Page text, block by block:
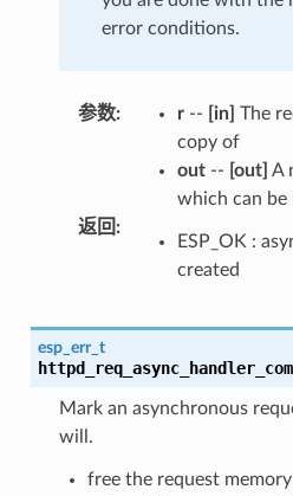
error conditions.
参数: r-- [in] The
copy of
out-- [out] A
which can be
返回 :
ESP_OK :
created
esp_err_t
Mark an asynchronous
will.
free the request memory